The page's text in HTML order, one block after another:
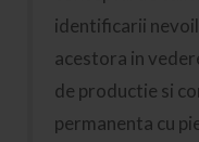
identificarii
acestora in
de productie si
permanenta cu